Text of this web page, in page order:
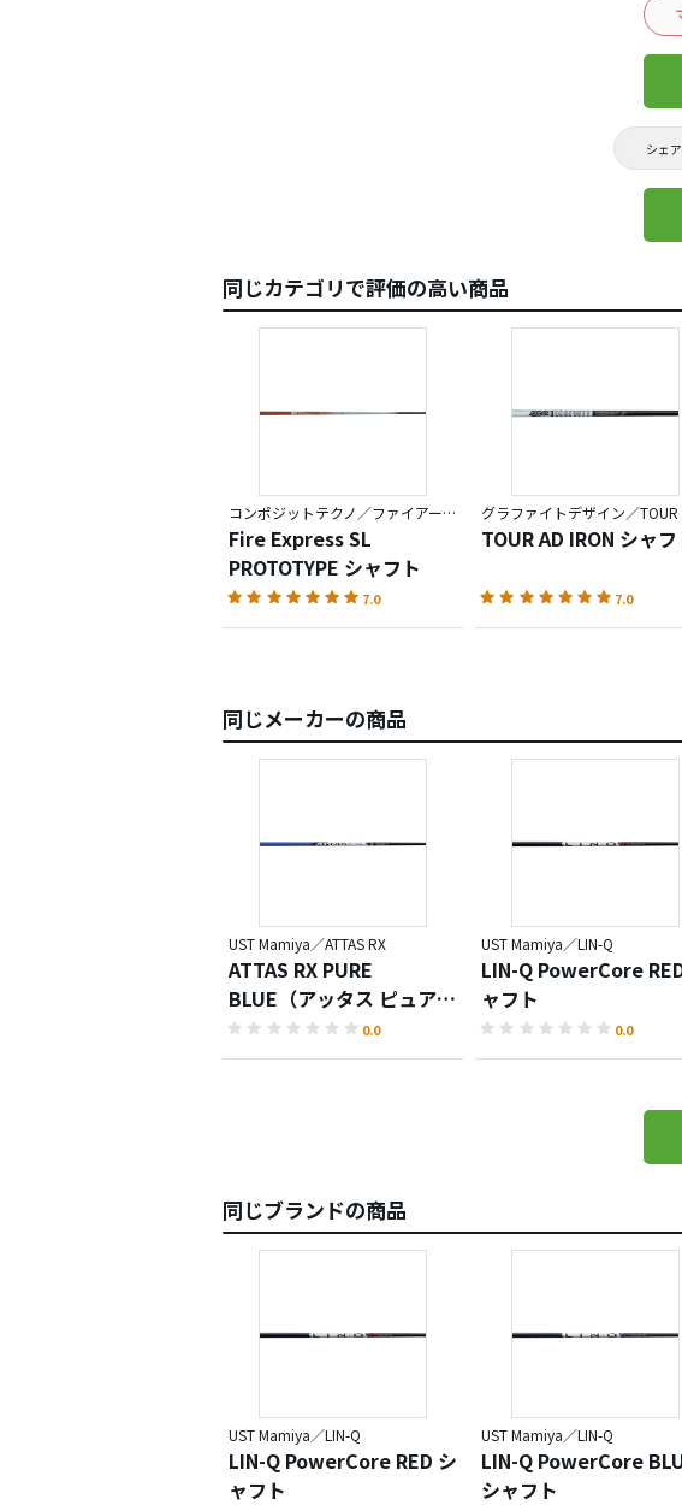
シェ
同じカテゴリで評価の高い商品
コンポジットテクノ／ファイアーエクスプレス
Fire Express SL
PROTOTYPE シャフト
7.0
グラファイトデザイン／TOUR
TOUR AD IRON シャフ
7.0
同じメーカーの商品
UST Mamiya／ATTAS RX
ATTAS RX PURE
BLUE（アッタス ピュアブ
ルー）
0.0
UST Mamiya／LIN-Q
LIN-Q PowerCore
ャフト
0.0
同じブランドの商品
UST Mamiya／LIN-Q
LIN-Q PowerCore RED シ
ャフト
UST Mamiya／LIN-Q
LIN-Q PowerCore
シャフト